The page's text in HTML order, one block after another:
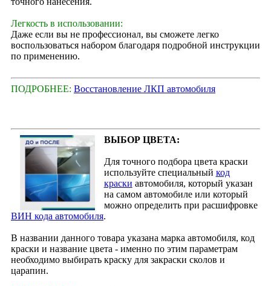
Легкость в использовании:
Даже если вы не профессионал, вы сможете легко
воспользоваться набором благодаря подробной инструкции
по применению.
ПОДРОБНЕЕ: Восстановление ЛКП автомобиля
ВЫБОР ЦВЕТА:
Для точного подбора цвета краски
используйте специальный код
краски автомобиля, который указан
на самом автомобиле или который
можно определить при расшифровке
ВИН кода автомобиля.
В названии данного товара указана марка автомобиля, код
краски и название цвета - именно по этим параметрам
необходимо выбирать краску для закраски сколов и
царапин.